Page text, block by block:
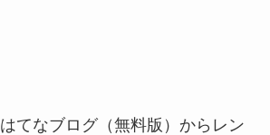
てなブログ（無料版）からレン